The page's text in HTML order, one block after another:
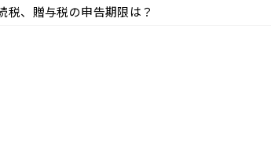
税、贈与税の申告期限は？